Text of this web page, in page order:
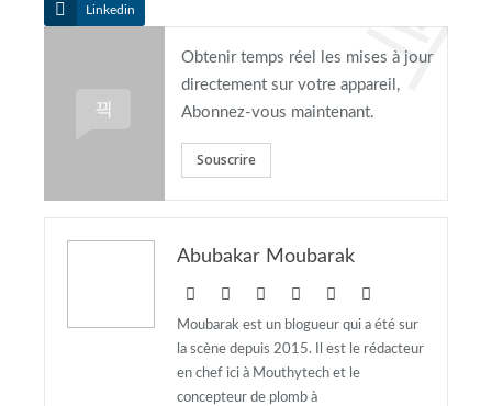
Linkedin
Obtenir temps réel les mises à jour
directement sur votre appareil,
Abonnez-vous maintenant.
Souscrire
Abubakar Moubarak
Moubarak est un blogueur qui a été sur
la scène depuis 2015. Il est le rédacteur
en chef ici à Mouthytech et le
concepteur de plomb à